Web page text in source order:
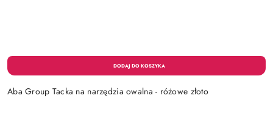
Aba Group Tacka na narzędzia owalna - różowe złoto